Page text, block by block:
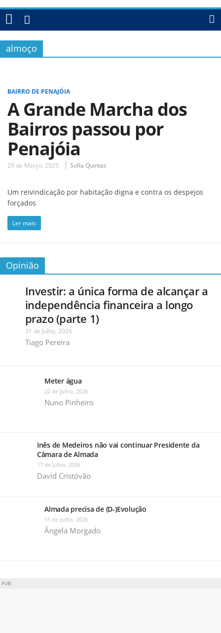
almoço
BAIRRO DE PENAJÓIA
A Grande Marcha dos
Bairros passou por
Penajóia
29 de Março, 2025 Sofia Quintas
Um reivindicação por habitação digna e contra os despejos
forçados
Ler mais
Opinião
Investir: a única forma de alcançar a
independência financeira a longo
prazo (parte 1)
31 de Julho, 2026
Tiago Pereira
Meter água
22 de Julho, 2026
Nuno Pinheiro
Inês de Medeiros não vai continuar Presidente da
Câmara de Almada
17 de Julho, 2026
David Cristóvão
Almada precisa de (D-)Evolução
15 de Julho, 2026
Ângela Morgado
PUB